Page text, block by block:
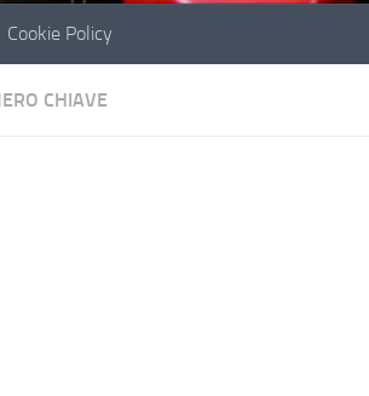
Cookie Policy
CHIAVE